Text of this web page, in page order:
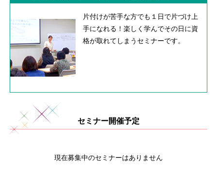
片付けが苦手な方でも１日で片づけ上
手になれる！楽しく学んでその日に資
格が取れてしまうセミナーです。
セミナー開催予定
現在募集中のセミナーはありません